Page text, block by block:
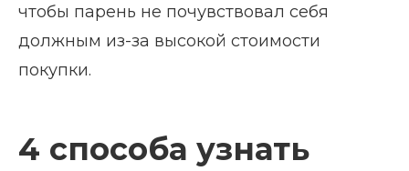
чтобы парень не почувствовал себя
должным из-за высокой стоимости
покупки.
4 способа узнать